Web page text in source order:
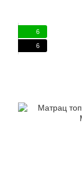
6
6